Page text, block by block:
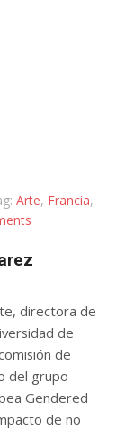
Arte, Francia,
directora de
de
de
del grupo
Gendered
de no